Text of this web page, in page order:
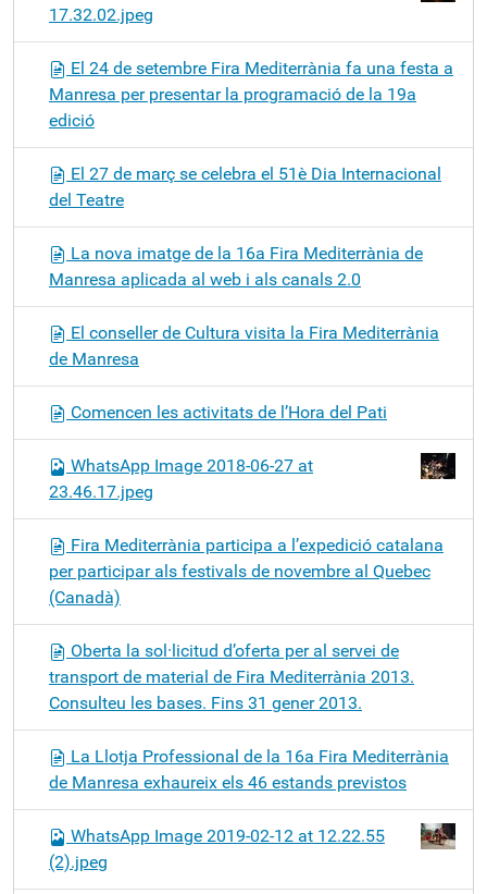
17.32.02.jpeg
El 24 de setembre Fira Mediterrània fa una festa a
Manresa per presentar la programació de la 19a
edició
El 27 de març se celebra el 51è Dia Internacional
del Teatre
La nova imatge de la 16a Fira Mediterrània de
Manresa aplicada al web i als canals 2.0
El conseller de Cultura visita la Fira Mediterrània
de Manresa
Comencen les activitats de l’Hora del Pati
WhatsApp Image 2018-06-27 at
23.46.17.jpeg
Fira Mediterrània participa a l’expedició catalana
per participar als festivals de novembre al Quebec
(Canadà)
Oberta la sol·licitud d’oferta per al servei de
transport de material de Fira Mediterrània 2013.
Consulteu les bases. Fins 31 gener 2013.
La Llotja Professional de la 16a Fira Mediterrània
de Manresa exhaureix els 46 estands previstos
WhatsApp Image 2019-02-12 at 12.22.55
(2).jpeg